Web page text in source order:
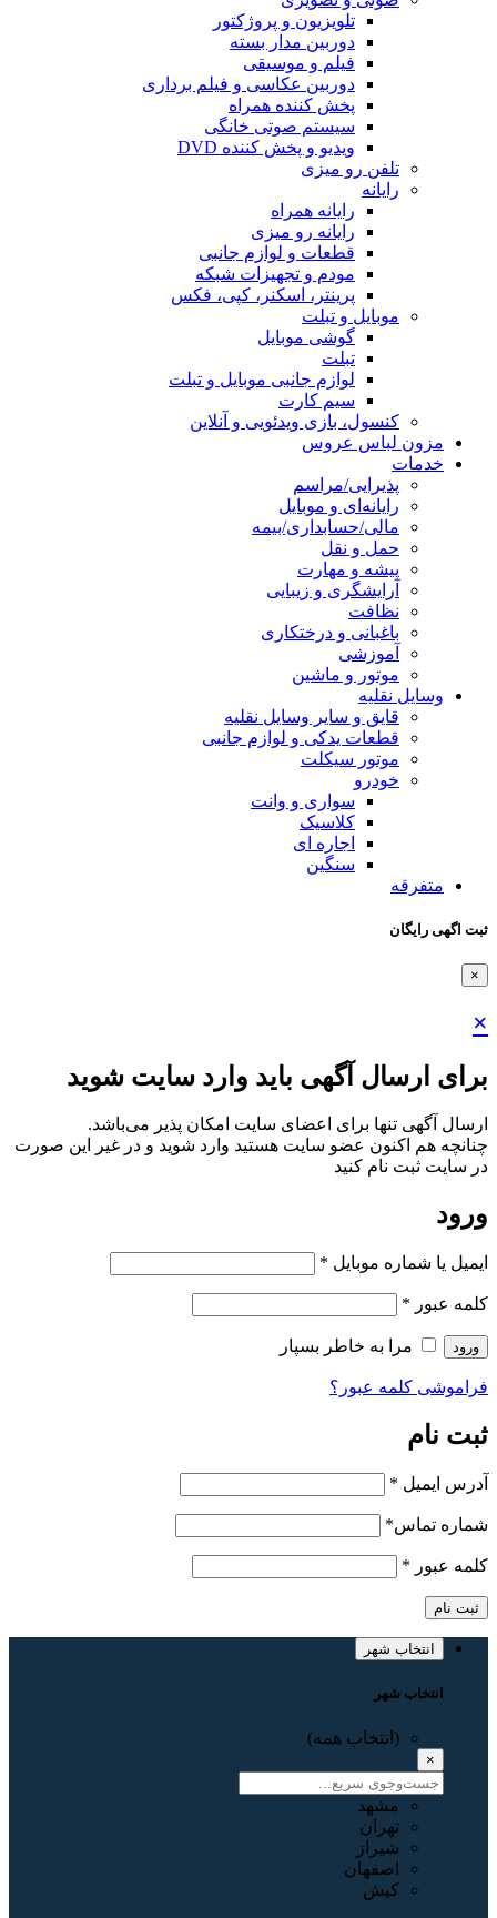
تلویزیون و پروژکتور
دوربین مدار بسته
فیلم و موسیقی
دوربین عکاسی و فیلم برداری
پخش کننده همراه
سیستم صوتی خانگی
ویدیو و پخش کننده DVD
تلفن رو میزی
رایانه
رایانه همراه
رایانه رو میزی
قطعات و لوازم جانبی
مودم و تجهیزات شبکه
پرینتر، اسکنر، کپی، فکس
موبایل و تبلت
گوشی موبایل
تبلت
لوازم جانبی موبایل و تبلت
سیم کارت
کنسول، بازی‌ ویدئویی و آنلاین
مزون لباس عروس
خدمات
پذیرایی/مراسم
رایانه‌ای و موبایل
مالی/حسابداری/بیمه
حمل و نقل
پیشه و مهارت
آرایشگری و زیبایی
نظافت
باغبانی و درختکاری
آموزشی
موتور و ماشین
وسایل نقلیه
قایق و سایر وسایل نقلیه
قطعات یدکی و لوازم جانبی
موتور سیکلت
خودرو
سواری و وانت
کلاسیک
اجاره ای
سنگین
متفرقه
ثبت اگهی رایگان
×
×
برای ارسال آگهی باید وارد سایت شوید
ارسال آگهی تنها برای اعضای سایت امکان پذیر می‌باشد.
چنانچه هم‌ اکنون عضو سایت هستید وارد شوید و در غیر این صورت
در سایت ثبت نام کنید
ورود
ایمیل یا شماره موبایل *
کلمه عبور *
ورود مرا به خاطر بسپار
فراموشی کلمه عبور؟
ثبت نام
آدرس ایمیل *
شماره تماس*
کلمه عبور *
ثبت نام
انتخاب شهر
انتخاب شهر
(انتخاب همه)
×
مشهد
تهران
شیراز
اصفهان
کیش